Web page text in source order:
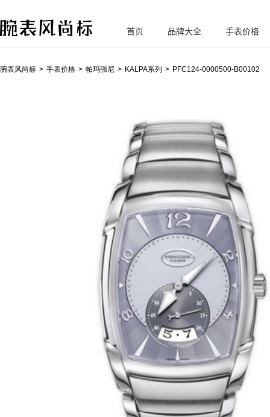
腕
首页 品牌大全 手表价格
腕表风尚标 手表价格 帕玛强尼 KALPA系列 PFC124-0000500-B00102